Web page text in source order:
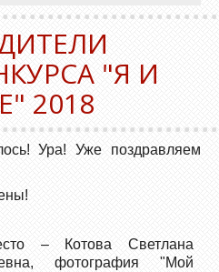
"Я И
2018
Ура! Уже поздравляем
– Котова Светлана
фотография "Мой